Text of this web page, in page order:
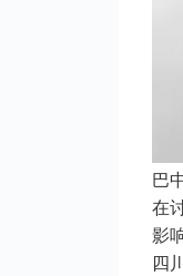
巴
在
影
四